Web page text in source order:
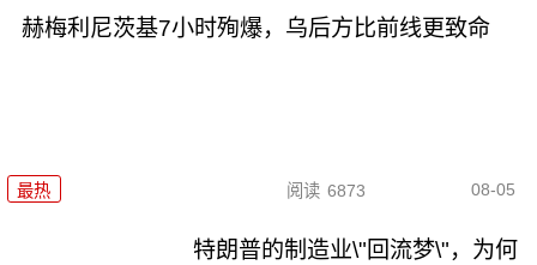
赫梅利尼茨基7小时殉爆，乌后方比前线更致命
最热 阅读 6873 08-05
特朗普的制造业\"回流梦\"，为何